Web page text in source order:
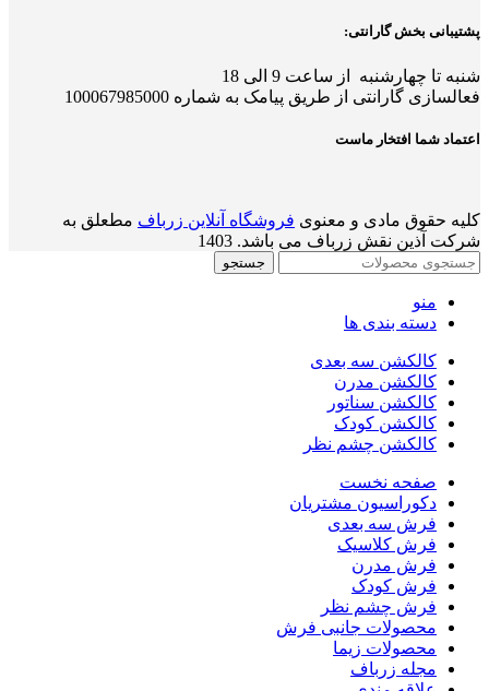
پشتیبانی بخش گارانتی:
شنبه تا چهارشنبه از ساعت 9 الی 18
فعالسازی گارانتی از طریق پیامک به شماره 100067985000
اعتماد شما افتخار ماست
کلیه حقوق مادی و معنوی فروشگاه آنلاین زرباف مطعلق به
شرکت آذین نقش زرباف می باشد. 1403
جستجو
منو
دسته بندی ها
کالکشن سه بعدی
کالکشن مدرن
کالکشن سناتور
کالکشن کودک
کالکشن چشم نظر
صفحه نخست
دکوراسیون مشتریان
فرش سه بعدی
فرش کلاسیک
فرش مدرن
فرش کودک
فرش چشم نظر
محصولات جانبی فرش
محصولات زیما
مجله زرباف